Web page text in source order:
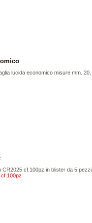
lucida economico misure mm. 20,
CR2025 cf.100pz in blister da 5 pezzi.